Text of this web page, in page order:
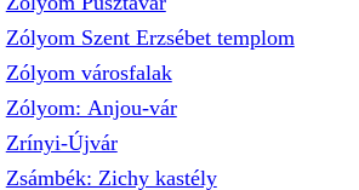
Zólyom Szent Erzsébet templom
Zólyom városfalak
Zólyom: Anjou-vár
Zrínyi-Újvár
Zsámbék: Zichy kastély